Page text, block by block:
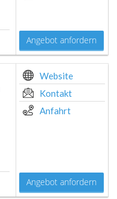
Angebot anfordern
Website
Kontakt
Anfahrt
Angebot anfordern